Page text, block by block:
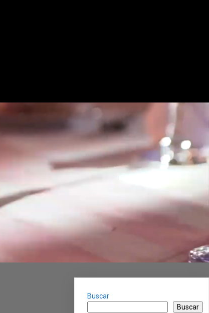
Buscar
Buscar